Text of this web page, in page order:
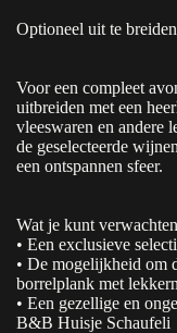
Optioneel uit te
Voor een compleet
uitbreiden met een
vleeswaren en andere
de geselecteerde
een ontspannen sfeer.
Wat je kunt
• Een exclusieve
• De mogelijkheid om
borrelplank met
• Een gezellige en
B&B Huisje Schaufeli